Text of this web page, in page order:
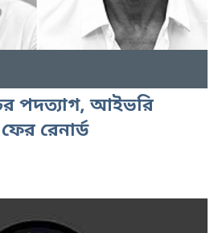
পদত্যাগ, আইভরি
রেনার্ড